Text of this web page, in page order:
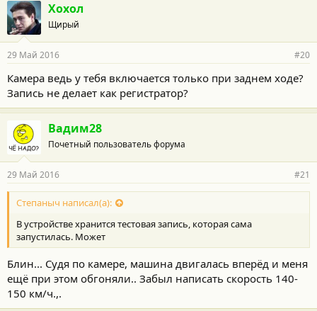
Хохол
Щирый
29 Май 2016 #20
Камера ведь у тебя включается только при заднем ходе?
Запись не делает как регистратор?
Вадим28
Почетный пользователь форума
29 Май 2016 #21
Степаныч написал(а):
В устройстве хранится тестовая запись, которая сама
запустилась. Может
Блин... Судя по камере, машина двигалась вперёд и меня
ещё при этом обгоняли.. Забыл написать скорость 140-
150 км/ч.,.